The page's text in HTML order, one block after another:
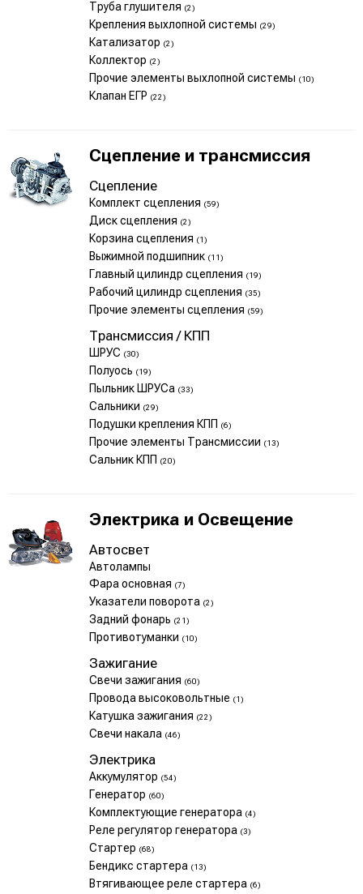
Труба глушителя (2)
Крепления выхлопной системы (29)
Катализатор (2)
Коллектор (2)
Прочие элементы выхлопной системы (10)
Клапан ЕГР (22)
Сцепление и трансмиссия
Сцепление
Комплект сцепления (59)
Диск сцепления (2)
Корзина сцепления (1)
Выжимной подшипник (11)
Главный цилиндр сцепления (19)
Рабочий цилиндр сцепления (35)
Прочие элементы сцепления (59)
Трансмиссия / КПП
ШРУС (30)
Полуось (19)
Пыльник ШРУСа (33)
Сальники (29)
Подушки крепления КПП (6)
Прочие элементы Трансмиссии (13)
Сальник КПП (20)
Электрика и Освещение
Автосвет
Автолампы
Фара основная (7)
Указатели поворота (2)
Задний фонарь (21)
Противотуманки (10)
Зажигание
Свечи зажигания (60)
Провода высоковольтные (1)
Катушка зажигания (22)
Свечи накала (46)
Электрика
Аккумулятор (54)
Генератор (60)
Комплектующие генератора (4)
Реле регулятор генератора (3)
Стартер (68)
Бендикс стартера (13)
Втягивающее реле стартера (6)